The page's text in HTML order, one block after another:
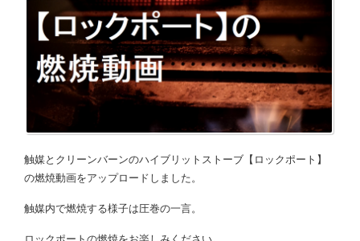
触媒とクリーンバーンのハイブリットストーブ【ロックポート】
の燃焼動画をアップロードしました。
触媒内で燃焼する様子は圧巻の一言。